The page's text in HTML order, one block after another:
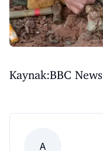
Kaynak:BBC News
A